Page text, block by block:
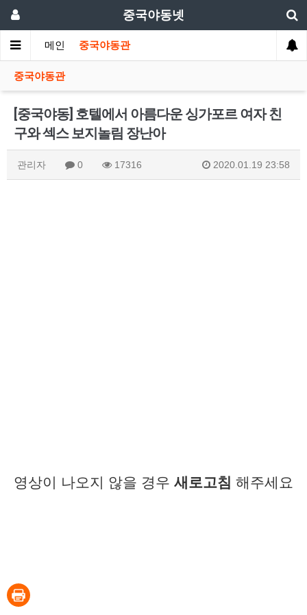
중국야동넷
메인 중국야동관
중국야동관
[중국야동] 호텔에서 아름다운 싱가포르 여자 친
구와 섹스 보지놀림 장난아
관리자 0 17316 2020.01.19 23:58
영상이 나오지 않을 경우 새로고침 해주세요